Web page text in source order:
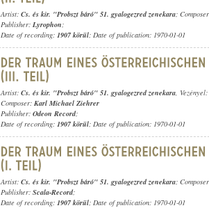
Artist: Cs. és kir. "Probszt báró" 51. gyalogezred zenekara;
Publisher: Lyrophon;
Date of recording: 1907 körül; Date of publication: 1970-01-01
Artist: Cs. és kir. "Probszt báró" 51. gyalogezred zenekara, Vezényel:
Composer: Karl Michael Ziehrer
Publisher: Odeon Record;
Date of recording: 1907 körül; Date of publication: 1970-01-01
Artist: Cs. és kir. "Probszt báró" 51. gyalogezred zenekara;
Publisher: Scala-Record;
Date of recording: 1907 körül; Date of publication: 1970-01-01